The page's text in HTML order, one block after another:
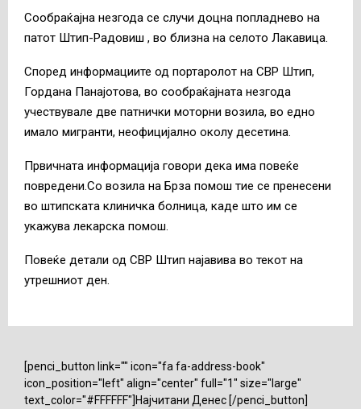
Сообраќајна незгода се случи доцна попладнево на
патот Штип-Радовиш , во близна на селото Лакавица.
Според информациите од портаролот на СВР Штип,
Гордана Панајотова, во сообраќајната незгода
учествувале две патнички моторни возила, во едно
имало мигранти, неофицијално околу десетина.
Првичната информација говори дека има повеќе
повредени.Со возила на Брза помош тие се пренесени
во штипската клиничка болница, каде што им се
укажува лекарска помош.
Повеќе детали од СВР Штип најавива во текот на
утрешниот ден.
[penci_button link="" icon="fa fa-address-book"
icon_position="left" align="center" full="1" size="large"
text_color="#FFFFFF"]Најчитани Денес [/penci_button]